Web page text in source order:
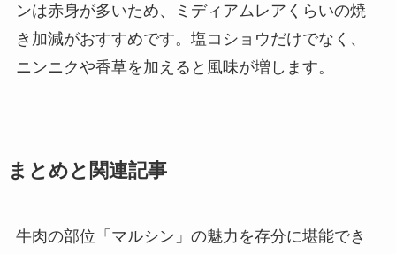
ンは赤身が多いため、ミディアムレアくらいの焼
き加減がおすすめです。塩コショウだけでなく、
ニンニクや香草を加えると風味が増します。
まとめと関連記事
牛肉の部位「マルシン」の魅力を存分に堪能でき